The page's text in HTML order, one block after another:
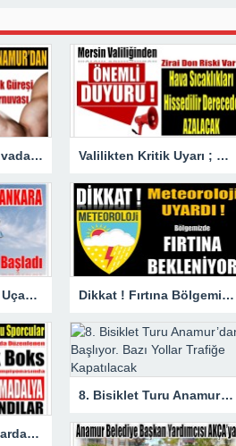
Antalya’daki Turnuvada Şampiyon Anamur’dan Valilikten Kritik Uyarı ; Hava Sıcaklığı Hissedilir Derecede Azalacak!
Gazipaşa – Ankara Uçak Seferleri Başladı Dikkat ! Fırtına Bölgemizde Etkili Olacak
Anamur’lu Sporculardan Büyük Başarı ; 1 Altın 2 Bronz Madalya Kazandılar
8. Bisiklet Turu Anamur’dan Başlıyor. Bazı Yollar Trafiğe Kapatılacak